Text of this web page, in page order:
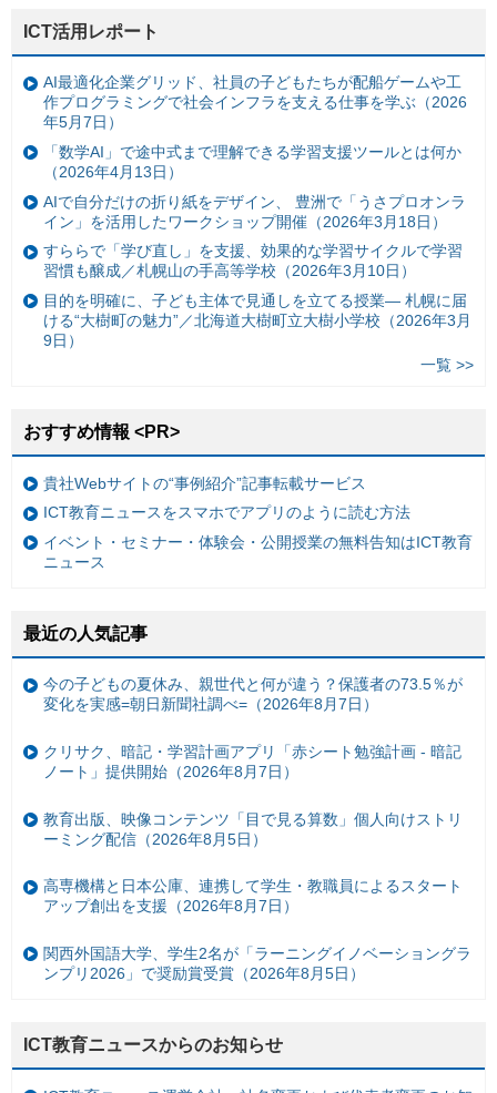
ICT活用レポート
AI最適化企業グリッド、社員の子どもたちが配船ゲームや工
作プログラミングで社会インフラを支える仕事を学ぶ（2026
年5月7日）
「数学AI」で途中式まで理解できる学習支援ツールとは何か
（2026年4月13日）
AIで自分だけの折り紙をデザイン、 豊洲で「うさプロオンラ
イン」を活用したワークショップ開催（2026年3月18日）
すららで「学び直し」を支援、効果的な学習サイクルで学習
習慣も醸成／札幌山の手高等学校（2026年3月10日）
目的を明確に、子ども主体で見通しを立てる授業— 札幌に届
ける“大樹町の魅力”／北海道大樹町立大樹小学校（2026年3月
9日）
一覧 >>
おすすめ情報 <PR>
貴社Webサイトの“事例紹介”記事転載サービス
ICT教育ニュースをスマホでアプリのように読む方法
イベント・セミナー・体験会・公開授業の無料告知はICT教育
ニュース
最近の人気記事
今の子どもの夏休み、親世代と何が違う？保護者の73.5％が
変化を実感=朝日新聞社調べ=（2026年8月7日）
クリサク、暗記・学習計画アプリ「赤シート勉強計画 - 暗記
ノート」提供開始（2026年8月7日）
教育出版、映像コンテンツ「目で見る算数」個人向けストリ
ーミング配信（2026年8月5日）
高専機構と日本公庫、連携して学生・教職員によるスタート
アップ創出を支援（2026年8月7日）
関西外国語大学、学生2名が「ラーニングイノベーショングラ
ンプリ2026」で奨励賞受賞（2026年8月5日）
ICT教育ニュースからのお知らせ